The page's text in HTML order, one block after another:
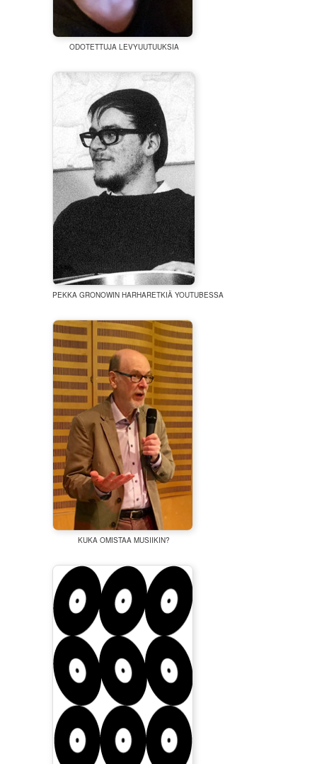
ODOTETTUJA LEVYUUTUUKSIA
PEKKA GRONOWIN HARHARETKIÄ YOUTUBESSA
KUKA OMISTAA MUSIIKIN?